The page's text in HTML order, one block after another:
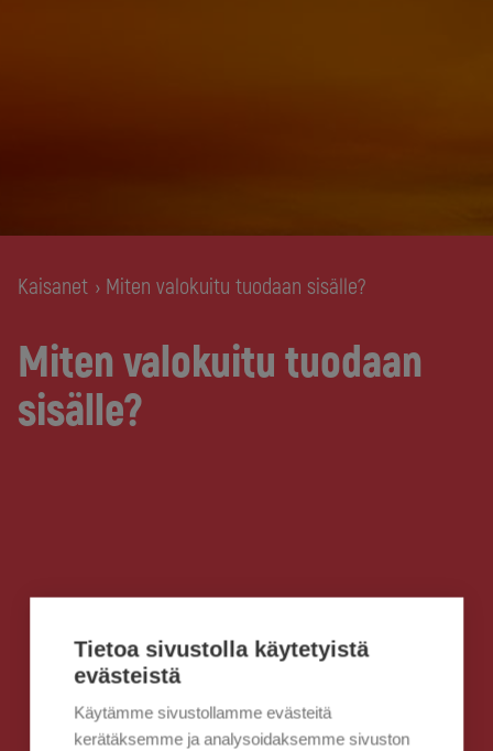
Kaisanet › Miten valokuitu tuodaan sisälle?
Miten valokuitu tuodaan
sisälle?
Tietoa sivustolla käytetyistä
evästeistä
Käytämme sivustollamme evästeitä
kerätäksemme ja analysoidaksemme sivuston